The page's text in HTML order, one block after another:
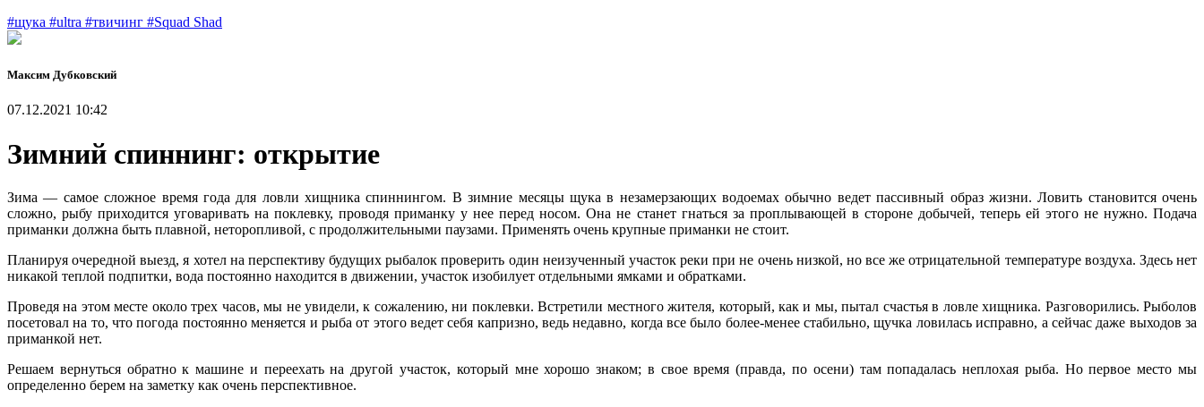
#щука #ultra #твичинг #Squad Shad
Максим Дубковский
07.12.2021 10:42
Зимний спиннинг: открытие
Зима — самое сложное время года для ловли хищника спиннингом. В зимние месяцы щука в незамерзающих водоемах обычно ведет пассивный образ жизни. Ловить становится очень
сложно, рыбу приходится уговаривать на поклевку, проводя приманку у нее перед носом. Она не станет гнаться за проплывающей в стороне добычей, теперь ей этого не нужно. Подача
приманки должна быть плавной, неторопливой, с продолжительными паузами. Применять очень крупные приманки не стоит.
Планируя очередной выезд, я хотел на перспективу будущих рыбалок проверить один неизученный участок реки при не очень низкой, но все же отрицательной температуре воздуха. Здесь нет
никакой теплой подпитки, вода постоянно находится в движении, участок изобилует отдельными ямками и обратками.
Проведя на этом месте около трех часов, мы не увидели, к сожалению, ни поклевки. Встретили местного жителя, который, как и мы, пытал счастья в ловле хищника. Разговорились. Рыболов
посетовал на то, что погода постоянно меняется и рыба от этого ведет себя капризно, ведь недавно, когда все было более-менее стабильно, щучка ловилась исправно, а сейчас даже выходов за
приманкой нет.
Решаем вернуться обратно к машине и переехать на другой участок, который мне хорошо знаком; в свое время (правда, по осени) там попадалась неплохая рыба. Но первое место мы
определенно берем на заметку как очень перспективное.